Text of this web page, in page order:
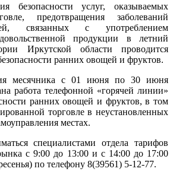
безопасности услуг, оказываемых
предотвращения заболеваний
связанных с употреблением
продукции в летний
Иркутской области проводится
ранних овощей и фруктов.
месячника с 01 июня по 30 июня
работа телефонной «горячей линии»
ранних овощей и фруктов, в том
торговле в неустановленных
местах.
специалистами отдела тарифов
с 9:00 до 13:00 и с 14:00 до 17:00
по телефону 8(39561) 5-12-77.